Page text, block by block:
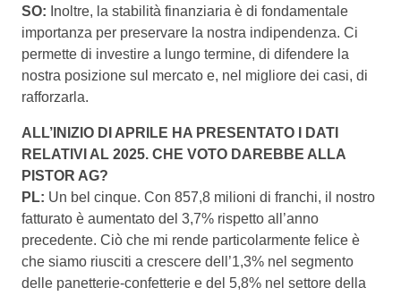
SO: Inoltre, la stabilità finanziaria è di fondamentale
importanza per preservare la nostra indipendenza. Ci
permette di investire a lungo termine, di difendere la
nostra posizione sul mercato e, nel migliore dei casi, di
rafforzarla.
ALL’INIZIO DI APRILE HA PRESENTATO I DATI
RELATIVI AL 2025. CHE VOTO DAREBBE ALLA
PISTOR AG?
PL: Un bel cinque. Con 857,8 milioni di franchi, il nostro
fatturato è aumentato del 3,7% rispetto all’anno
precedente. Ciò che mi rende particolarmente felice è
che siamo riusciti a crescere dell’1,3% nel segmento
delle panetterie-confetterie e del 5,8% nel settore della